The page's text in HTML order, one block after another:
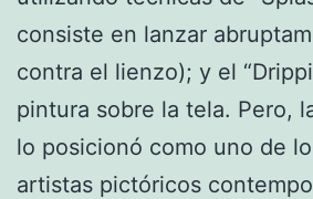
consiste en lanzar
contra el lienzo); y el
pintura sobre la tela. Pero,
lo posicionó como uno de
artistas pictóricos